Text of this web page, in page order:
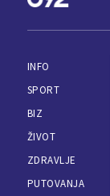
INFO
SPORT
BIZ
ŽIVOT
ZDRAVLJE
PUTOVANJA